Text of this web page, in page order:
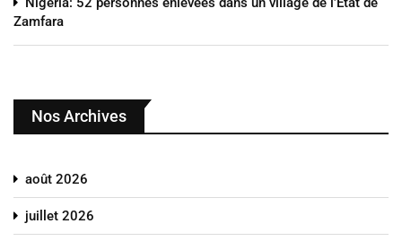
Zamfara
Nos Archives
août 2026
juillet 2026